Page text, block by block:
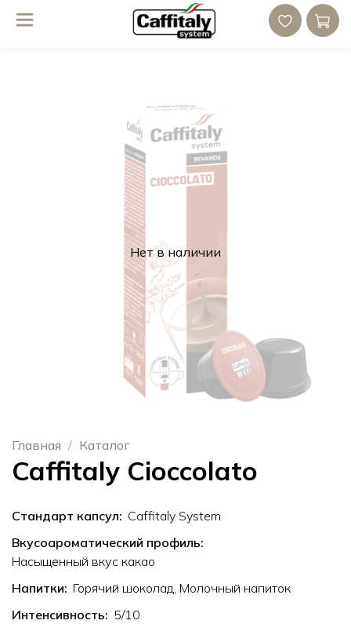
Нет в наличии
Главная Каталог
Caffitaly Cioccolato
Стандарт капсул: Caffitaly System
Вкусоароматический профиль:
Насыщенный вкус какао
Напитки: Горячий шоколад, Молочный напиток
Интенсивность: 5